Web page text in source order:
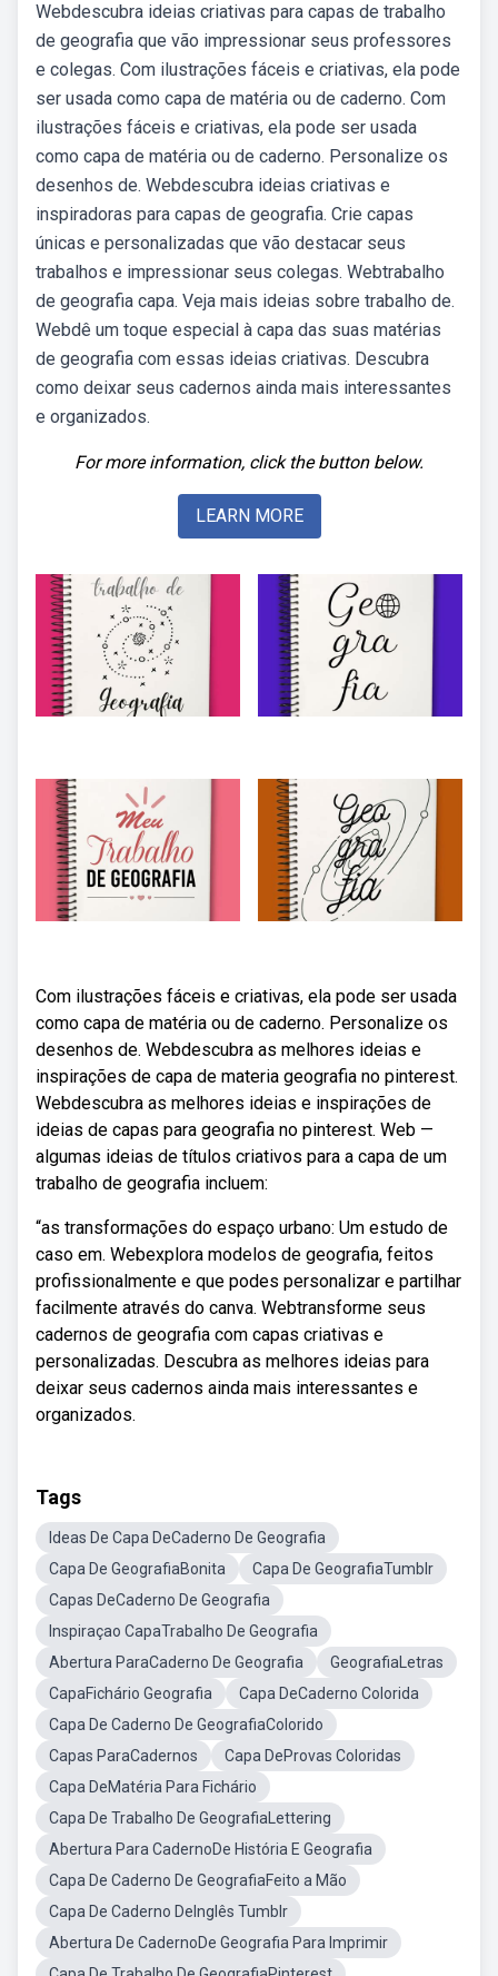
Webdescubra ideias criativas para capas de trabalho
de geografia que vão impressionar seus professores
e colegas. Com ilustrações fáceis e criativas, ela pode
ser usada como capa de matéria ou de caderno. Com
ilustrações fáceis e criativas, ela pode ser usada
como capa de matéria ou de caderno. Personalize os
desenhos de. Webdescubra ideias criativas e
inspiradoras para capas de geografia. Crie capas
únicas e personalizadas que vão destacar seus
trabalhos e impressionar seus colegas. Webtrabalho
de geografia capa. Veja mais ideias sobre trabalho de.
Webdê um toque especial à capa das suas matérias
de geografia com essas ideias criativas. Descubra
como deixar seus cadernos ainda mais interessantes
e organizados.
For more information, click the button below.
LEARN MORE
Com ilustrações fáceis e criativas, ela pode ser usada
como capa de matéria ou de caderno. Personalize os
desenhos de. Webdescubra as melhores ideias e
inspirações de capa de materia geografia no pinterest.
Webdescubra as melhores ideias e inspirações de
ideias de capas para geografia no pinterest. Web —
algumas ideias de títulos criativos para a capa de um
trabalho de geografia incluem:
“as transformações do espaço urbano: Um estudo de
caso em. Webexplora modelos de geografia, feitos
profissionalmente e que podes personalizar e partilhar
facilmente através do canva. Webtransforme seus
cadernos de geografia com capas criativas e
personalizadas. Descubra as melhores ideias para
deixar seus cadernos ainda mais interessantes e
organizados.
Tags
Ideas De Capa DeCaderno De Geografia
Capa De GeografiaBonita
Capa De GeografiaTumblr
Capas DeCaderno De Geografia
Inspiraçao CapaTrabalho De Geografia
Abertura ParaCaderno De Geografia
GeografiaLetras
CapaFichário Geografia
Capa DeCaderno Colorida
Capa De Caderno De GeografiaColorido
Capas ParaCadernos
Capa DeProvas Coloridas
Capa DeMatéria Para Fichário
Capa De Trabalho De GeografiaLettering
Abertura Para CadernoDe História E Geografia
Capa De Caderno De GeografiaFeito a Mão
Capa De Caderno DeInglês Tumblr
Abertura De CadernoDe Geografia Para Imprimir